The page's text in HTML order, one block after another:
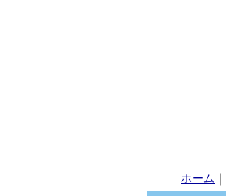
ホーム ｜